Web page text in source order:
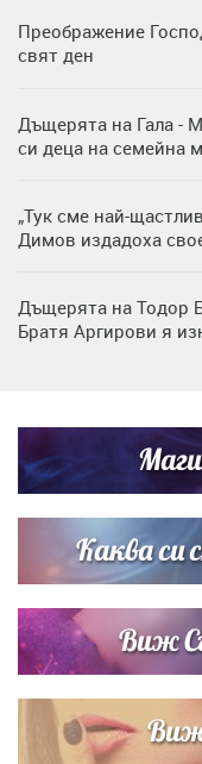
Преображение
свят ден
Дъщерята на Гала -
си деца на семейна
„Тук сме най-
Димов издадоха
Дъщерята на Тодор
Братя Аргирови я
Списъкът е ясен:
сватбата на Роналдо
Каква си
Виж
Виж